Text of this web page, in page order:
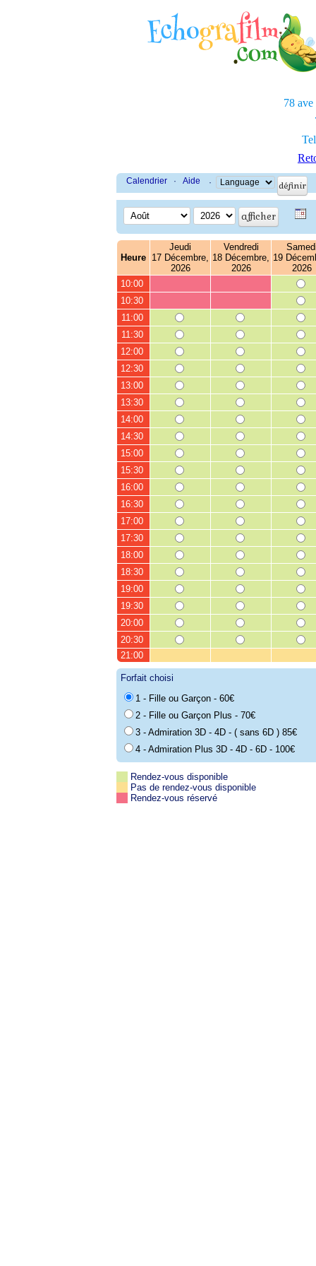
78 ave
Calendrier · Aide ·
Heure
Jeudi
17 Décembre,
2026
Vendredi
18 Décembre,
2026
19
2026
10:00
10:30
11:00
11:30
12:00
12:30
13:00
13:30
14:00
14:30
15:00
15:30
16:00
16:30
17:00
17:30
18:00
18:30
19:00
19:30
20:00
20:30
21:00
Forfait choisi
1 - Fille ou Garçon - 60€
2 - Fille ou Garçon Plus - 70€
3 - Admiration 3D - 4D - ( sans 6D ) 85€
4 - Admiration Plus 3D - 4D - 6D - 100€
Rendez-vous disponible
Pas de rendez-vous disponible
Rendez-vous réservé